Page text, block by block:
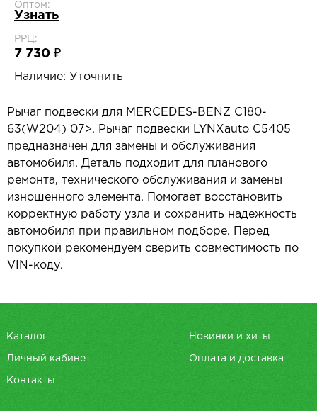
Оптом:
Узнать
РРЦ:
7 730 ₽
Наличие: Уточнить
Рычаг подвески для MERCEDES-BENZ C180-
63(W204) 07>. Рычаг подвески LYNXauto C5405
предназначен для замены и обслуживания
автомобиля. Деталь подходит для планового
ремонта, технического обслуживания и замены
изношенного элемента. Помогает восстановить
корректную работу узла и сохранить надежность
автомобиля при правильном подборе. Перед
покупкой рекомендуем сверить совместимость по
VIN-коду.
Каталог Новинки и хиты
Личный кабинет Оплата и доставка
Контакты